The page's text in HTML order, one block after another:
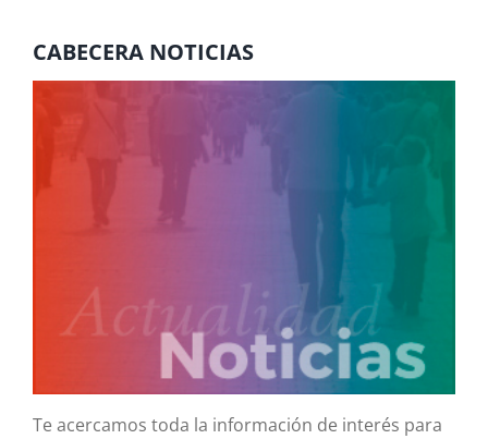
CABECERA NOTICIAS
Te acercamos toda la información de interés para